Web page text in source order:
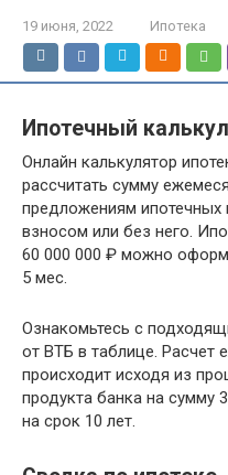
19 июня, 2022 Ипотека
Ипотечный
Онлайн калькулятор
рассчитать сумму
предложениям
взносом или без него.
60 000 000 ₽ можно
5 мес.
Ознакомьтесь с
от ВТБ в таблице. Расчет
происходит исходя из
продукта банка на сумму
на срок 10 лет.